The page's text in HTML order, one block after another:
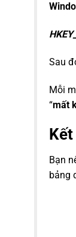
Sau
Mỗi
“mất
Bạn
bảng